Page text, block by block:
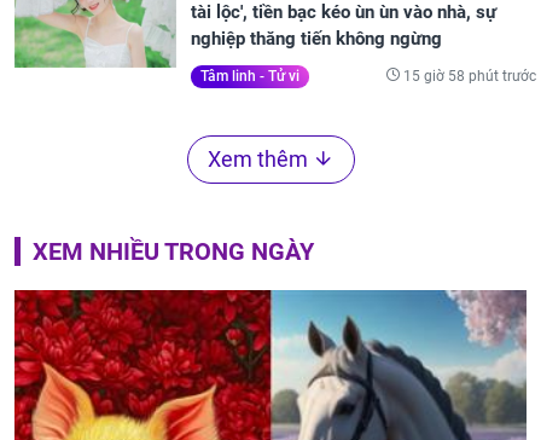
tài lộc', tiền bạc kéo ùn ùn vào nhà, sự
nghiệp thăng tiến không ngừng
Tâm linh - Tử vi 15 giờ 58 phút trước
Xem thêm
XEM NHIỀU TRONG NGÀY